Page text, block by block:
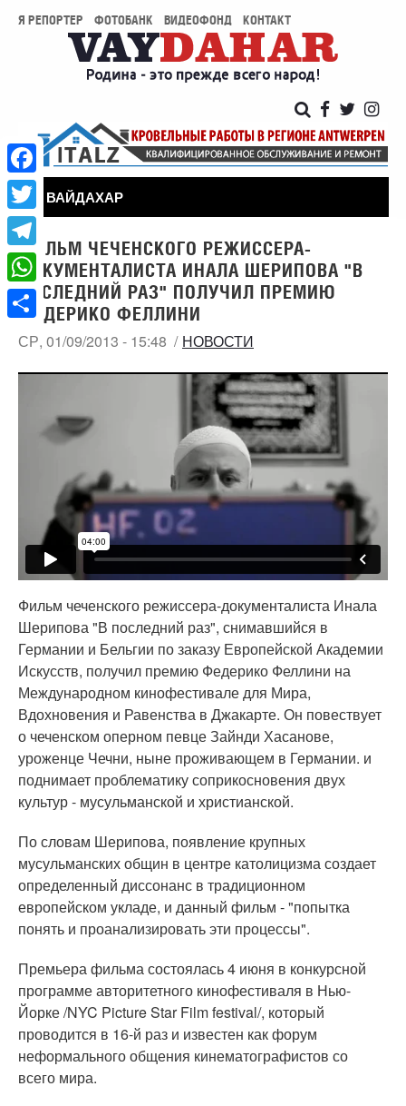
Я РЕПОРТЕР ФОТОБАНК ВИДЕОФОНД КОНТАКТ
ВАЙДАХАР
ФИЛЬМ ЧЕЧЕНСКОГО РЕЖИССЕРА-
ДОКУМЕНТАЛИСТА ИНАЛА ШЕРИПОВА "В
ПОСЛЕДНИЙ РАЗ" ПОЛУЧИЛ ПРЕМИЮ
ФЕДЕРИКО ФЕЛЛИНИ
СР, 01/09/2013 - 15:48 НОВОСТИ
Фильм чеченского режиссера-документалиста Инала
Шерипова "В последний раз", снимавшийся в
Германии и Бельгии по заказу Европейской Академии
Искусств, получил премию Федерико Феллини на
Международном кинофестивале для Мира,
Вдохновения и Равенства в Джакарте. Он повествует
о чеченском оперном певце Зайнди Хасанове,
уроженце Чечни, ныне проживающем в Германии. и
поднимает проблематику соприкосновения двух
культур - мусульманской и христианской.
По словам Шерипова, появление крупных
мусульманских общин в центре католицизма создает
определенный диссонанс в традиционном
европейском укладе, и данный фильм - "попытка
понять и проанализировать эти процессы".
Премьера фильма состоялась 4 июня в конкурсной
программе авторитетного кинофестиваля в Нью-
Йорке /NYC Picture Star Film festival/, который
проводится в 16-й раз и известен как форум
неформального общения кинематографистов со
всего мира.
Facebook
Twitter
Telegram
WhatsApp
Share